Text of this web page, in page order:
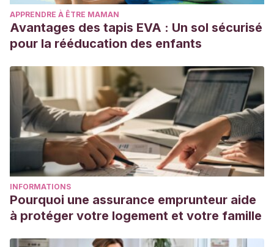
APPRENDRE À ÊTRE MAMAN
Avantages des tapis EVA : Un sol sécurisé
pour la rééducation des enfants
INFORMATIONS
Pourquoi une assurance emprunteur aide
à protéger votre logement et votre famille